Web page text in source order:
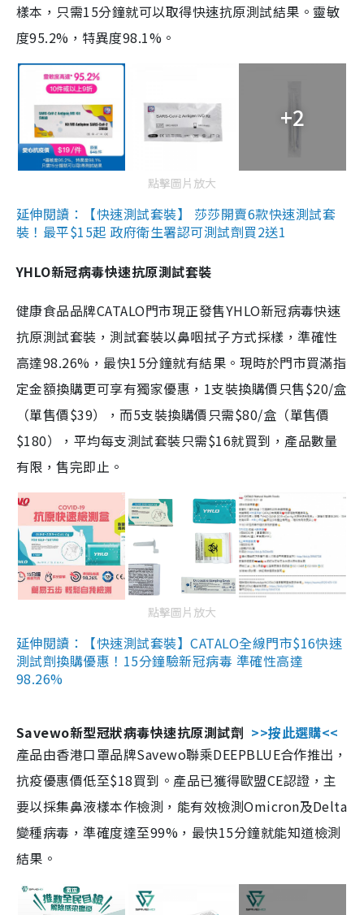
樣本，只需15分鐘就可以取得快速抗原測試結果。靈敏
度95.2%，特異度98.1%。
+2
點擊圖片放大
延伸閱讀：【快速測試套裝】 莎莎開賣6款快速測試套
裝！最平$15起 政府衛生署認可測試劑買2送1
YHLO新冠病毒快速抗原測試套裝
健康食品品牌CATALO門市現正發售YHLO新冠病毒快速
抗原測試套裝，測試套裝以鼻咽拭子方式採樣，準確性
高達98.26%，最快15分鐘就有結果。現時於門市買滿指
定金額換購更可享有獨家優惠，1支裝換購價只售$20/盒
（單售價$39），而5支裝換購價只需$80/盒（單售價
$180），平均每支測試套裝只需$16就買到，產品數量
有限，售完即止。
點擊圖片放大
延伸閱讀：【快速測試套裝】CATALO全線門市$16快速
測試劑換購優惠！15分鐘驗新冠病毒 準確性高達
98.26%
Savewo新型冠狀病毒快速抗原測試劑 >>按此選購<<
產品由香港口罩品牌Savewo聯乘DEEPBLUE合作推出，
抗疫優惠價低至$18買到。產品已獲得歐盟CE認證，主
要以採集鼻液樣本作檢測，能有效檢測Omicron及Delta
變種病毒，準確度達至99%，最快15分鐘就能知道檢測
結果。